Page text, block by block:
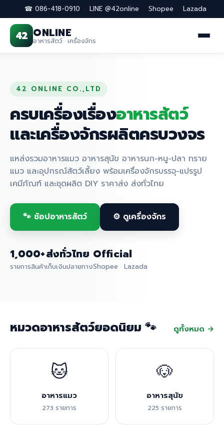
☎ 086-418-0910 LINE @42online Shopee Lazada
42 ONLINE
อาหารสัตว์ · เครื่องจักร
42 ONLINE CO.,LTD
ครบเครื่องเรื่องอาหารสัตว์
และเครื่องจักรผลิตครบวงจร
แหล่งรวมอาหารแมว อาหารสุนัข อาหารนก-หนู-ปลา ทราย
แมว และอุปกรณ์สัตว์เลี้ยง พร้อมเครื่องจักรบรรจุ-แปรรูป
เคมีภัณฑ์ และชุดผลิต DIY ราคาส่ง ส่งทั่วไทย
🐾 ช้อปอาหารสัตว์ ⚙️ ดูเครื่องจักร
1,000+
รายการสินค้า
ส่งทั่วไทย
เก็บเงินปลายทาง
Official
Shopee · Lazada
หมวดอาหารสัตว์ยอดนิยม 🐾 ดูทั้งหมด →
🐱
อาหารแมว
273 รายการ
🐶
อาหารสุนัข
225 รายการ